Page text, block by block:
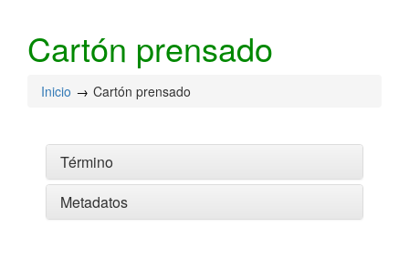
Cartón prensado
Inicio Cartón prensado
Término
Metadatos